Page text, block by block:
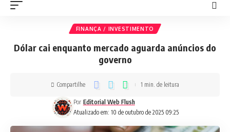
FINANÇA / INVESTIMENTO
Dólar cai enquanto mercado aguarda anúncios do
governo
Atualizado em: 10 de outubro de 2025 09:25
Por Editorial Web Flush
Compartilhe 1 min. de leitura